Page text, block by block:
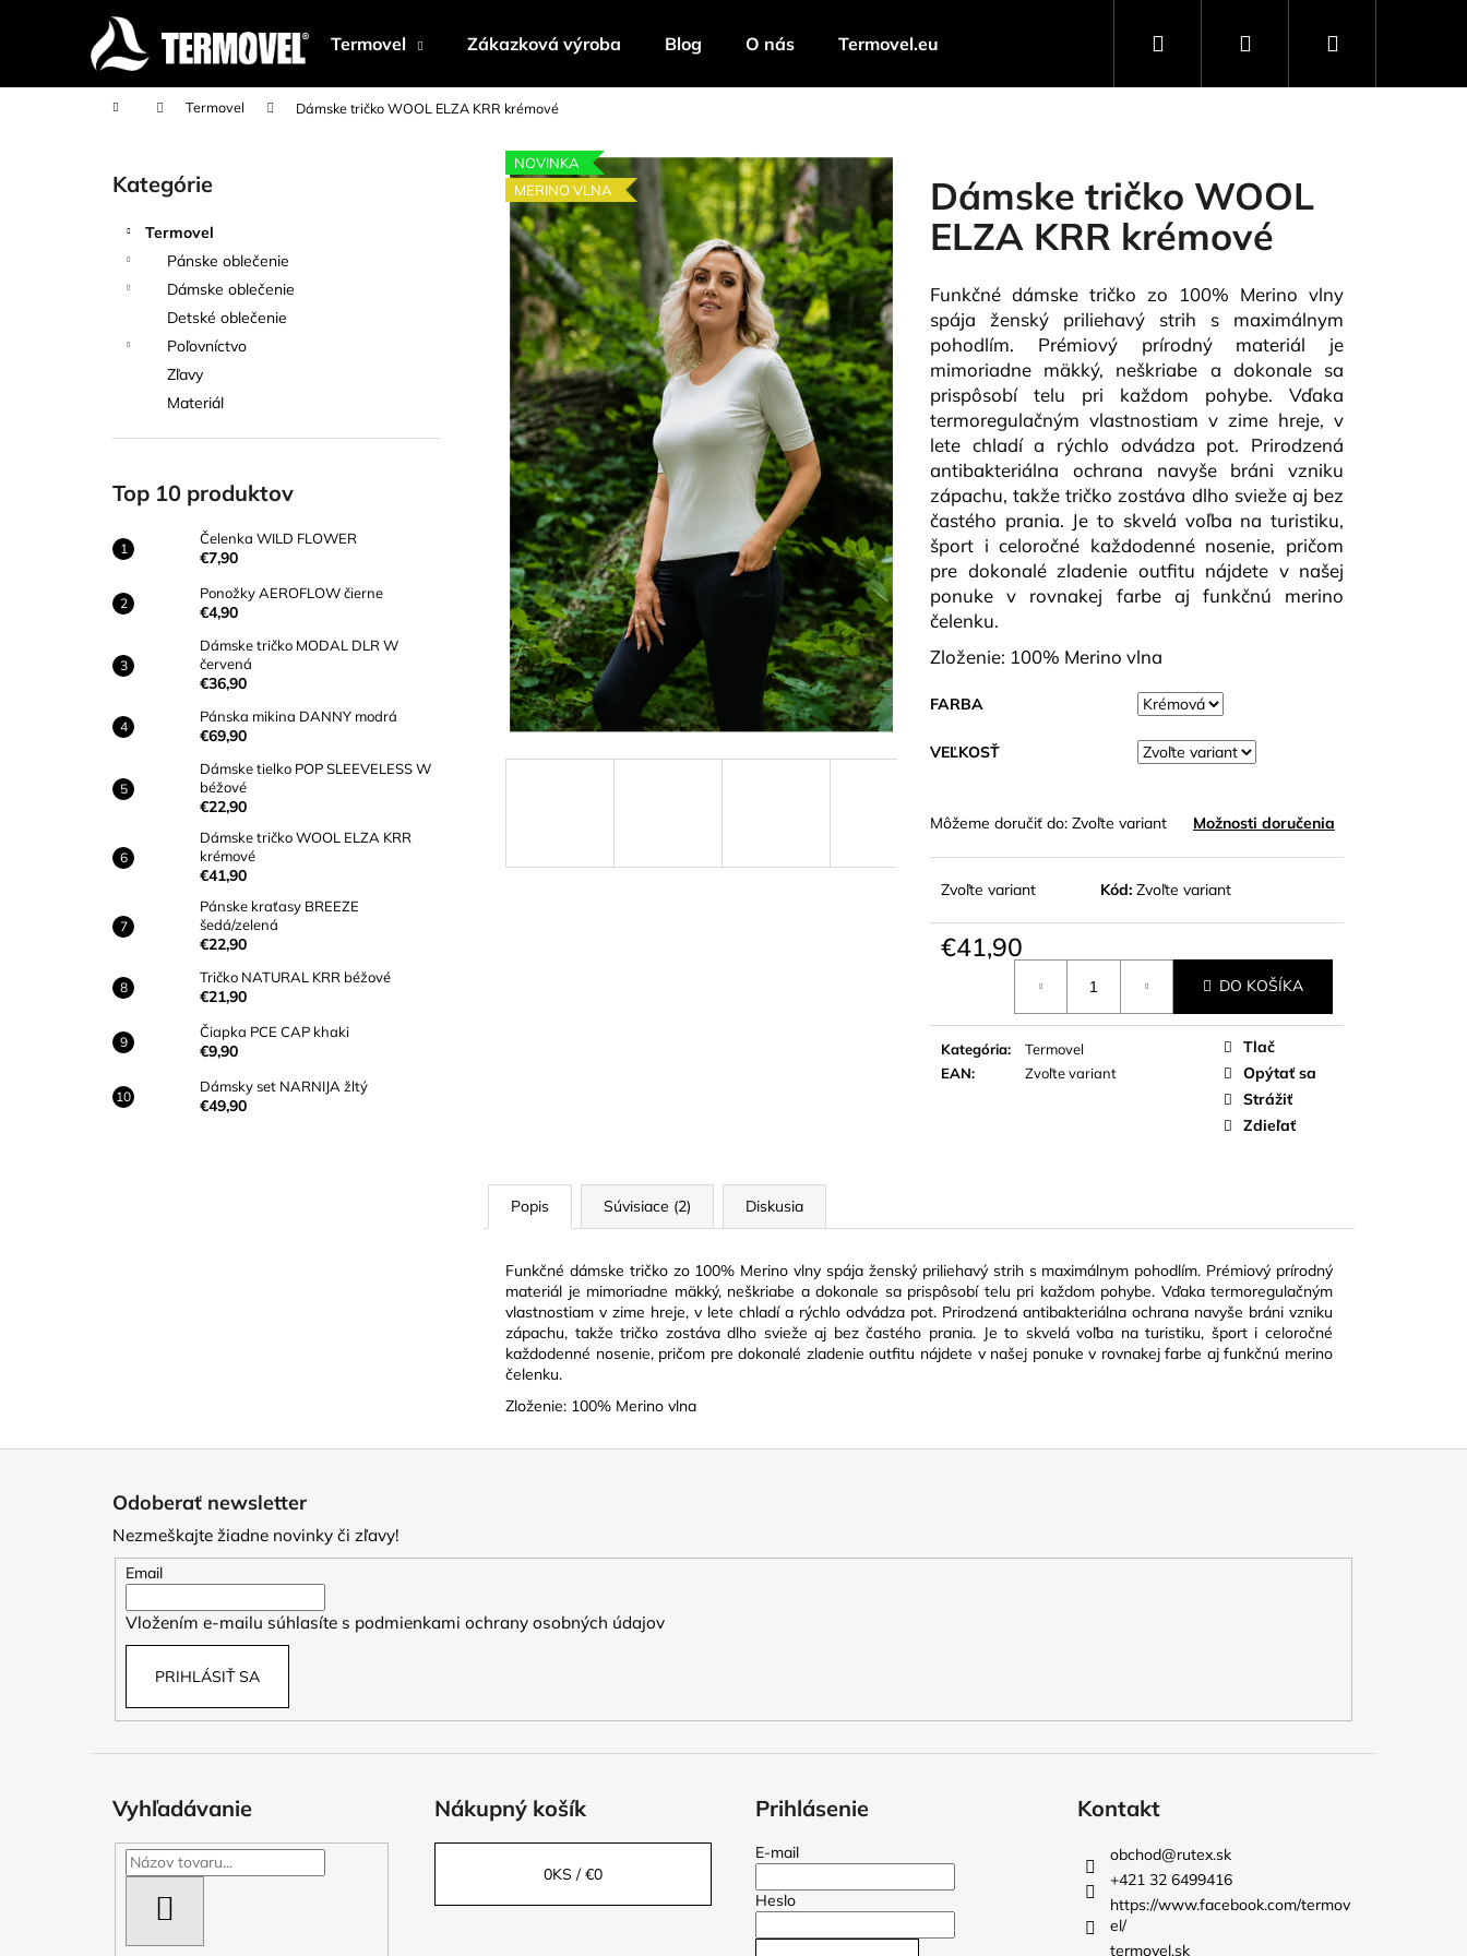
Termovel Zákazková výroba Blog O nás Termovel.eu Hľadať PrihlásenieNákupný
Domov Termovel Dámske tričko WOOL ELZA KRR krémové
Preskočiť
kategórie
Kategórie
Termovel
Pánske oblečenie
Dámske oblečenie
Detské oblečenie
Poľovníctvo
Zľavy
Materiál
Top 10 produktov
Čelenka WILD FLOWER
€7,90
Ponožky AEROFLOW čierne
€4,90
Dámske tričko MODAL DLR W
červená
€36,90
Pánska mikina DANNY modrá
€69,90
Dámske tielko POP SLEEVELESS W
béžové
€22,90
Dámske tričko WOOL ELZA KRR
krémové
€41,90
Pánske kraťasy BREEZE
šedá/zelená
€22,90
Tričko NATURAL KRR béžové
€21,90
Čiapka PCE CAP khaki
€9,90
Dámsky set NARNIJA žltý
€49,90
Dámske tričko WOOL
ELZA KRR krémové
Funkčné dámske tričko zo 100% Merino vlny
spája ženský priliehavý strih s maximálnym
pohodlím. Prémiový prírodný materiál je
mimoriadne mäkký, neškriabe a dokonale sa
prispôsobí telu pri každom pohybe. Vďaka
termoregulačným vlastnostiam v zime hreje, v
lete chladí a rýchlo odvádza pot. Prirodzená
antibakteriálna ochrana navyše bráni vzniku
zápachu, takže tričko zostáva dlho svieže aj bez
častého prania. Je to skvelá voľba na turistiku,
šport i celoročné každodenné nosenie, pričom
pre dokonalé zladenie outfitu nájdete v našej
ponuke v rovnakej farbe aj funkčnú merino
čelenku.
Zloženie: 100% Merino vlna
FARBA
VEĽKOSŤ
Môžeme doručiť do: Zvoľte variant Možnosti doručenia
Zvoľte variant Kód: Zvoľte variant
€41,90
DO KOŠÍKA
Kategória:
Termovel
EAN: Zvoľte variant
Tlač
Opýtať sa
Strážiť
Zdieľať
NOVINKA
MERINO VLNA
Popis Súvisiace (2) Diskusia
Funkčné dámske tričko zo 100% Merino vlny spája ženský priliehavý strih s maximálnym pohodlím. Prémiový prírodný
materiál je mimoriadne mäkký, neškriabe a dokonale sa prispôsobí telu pri každom pohybe. Vďaka termoregulačným
vlastnostiam v zime hreje, v lete chladí a rýchlo odvádza pot. Prirodzená antibakteriálna ochrana navyše bráni vzniku
zápachu, takže tričko zostáva dlho svieže aj bez častého prania. Je to skvelá voľba na turistiku, šport i celoročné
každodenné nosenie, pričom pre dokonalé zladenie outfitu nájdete v našej ponuke v rovnakej farbe aj funkčnú merino
čelenku.
Zloženie: 100% Merino vlna
í
Späť
do
Späť
do
Čo potrebujete nájsť?
HĽADAŤ
Odporúčame
Nasledujúce
ČELENKA WILD FLOWER
PONOŽKY AEROFLOW ČIERNE
DÁMSKE TRIČKO MODAL DLR W
ČERVENÁ
€36,90
Odoberať newsletter
Nezmeškajte žiadne novinky či zľavy!
Email
Vložením e-mailu súhlasíte s podmienkami ochrany osobných údajov
PRIHLÁSIŤ SA
Vyhľadávanie Nákupný košík
0KS /€0
Prihlásenie
E-mail
Heslo
Kontakt
obchod@rutex.sk
+421 32 6499416
https://www.facebook.com/termov
el/
termovel.sk